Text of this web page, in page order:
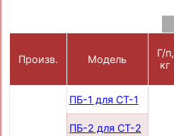
Произв. Модель
Г/п,
кг
ПБ-1 для СТ-1
ПБ-2 для СТ-2